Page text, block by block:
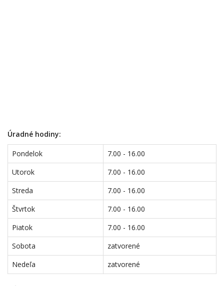
Úradné hodiny:
Pondelok
7.00 - 16.00
Utorok
7.00 - 16.00
Streda
7.00 - 16.00
Štvrtok
7.00 - 16.00
Piatok
7.00 - 16.00
Sobota
zatvorené
Nedeľa
zatvorené